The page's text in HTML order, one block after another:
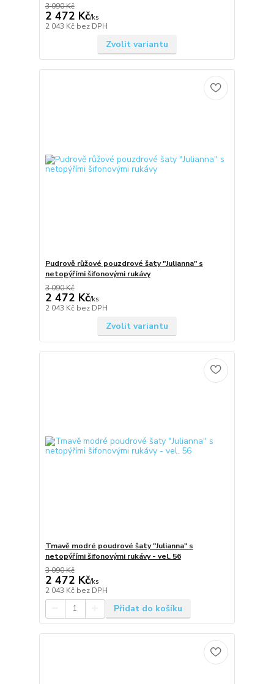
3 090 Kč
2 472 Kč/ks
2 043 Kč bez DPH
Zvolit variantu
Pudrově růžové pouzdrové šaty "Julianna" s
netopýřími šifonovými rukávy
3 090 Kč
2 472 Kč/ks
2 043 Kč bez DPH
Zvolit variantu
Tmavě modré poudrové šaty "Julianna" s
netopýřími šifonovými rukávy - vel. 56
3 090 Kč
2 472 Kč/ks
2 043 Kč bez DPH
Přidat do košíku